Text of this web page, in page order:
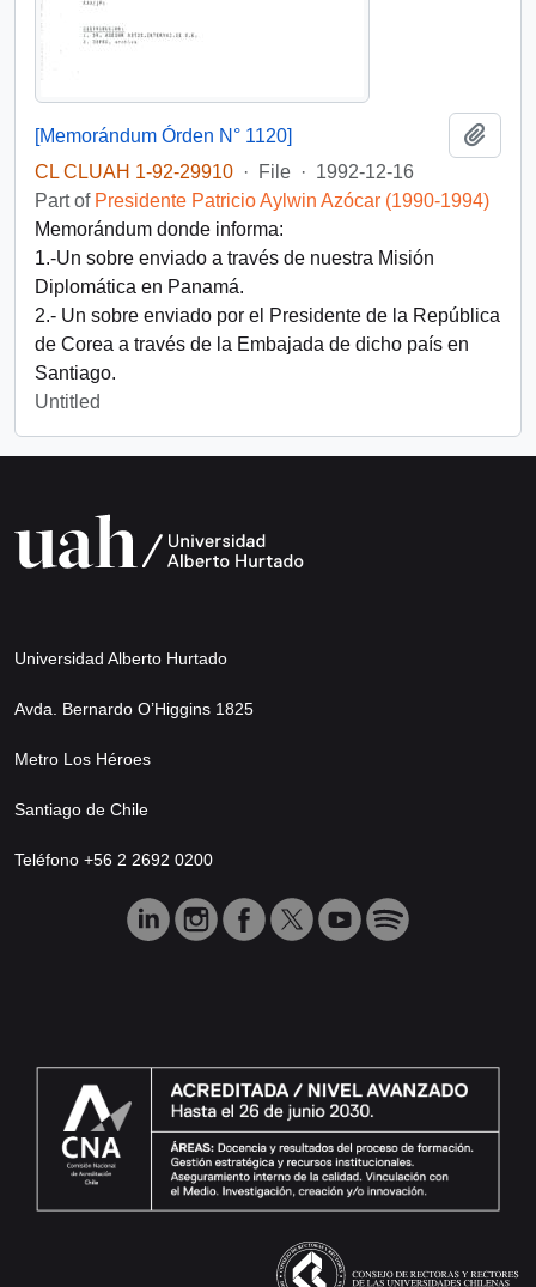
[Memorándum Órden N° 1120]
CL CLUAH 1-92-29910 · File · 1992-12-16
Part of Presidente Patricio Aylwin Azócar (1990-1994)
Memorándum donde informa:
1.-Un sobre enviado a través de nuestra Misión
Diplomática en Panamá.
2.- Un sobre enviado por el Presidente de la República
de Corea a través de la Embajada de dicho país en
Santiago.
Untitled
Universidad Alberto Hurtado
Avda. Bernardo O’Higgins 1825
Metro Los Héroes
Santiago de Chile
Teléfono +56 2 2692 0200